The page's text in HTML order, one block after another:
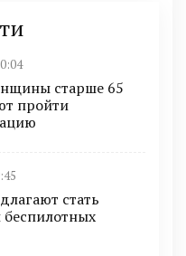
старше 65
пройти
cтать